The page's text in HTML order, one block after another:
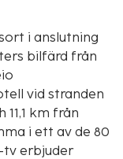
i anslutning
bilfärd från
11,1 km från
i ett av de 80
tv erbjuder